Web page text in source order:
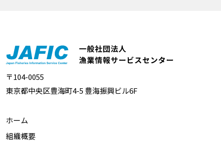
〒104-0055
東京都中央区豊海町4-5 豊海振興ビル6F
ホーム
組織概要